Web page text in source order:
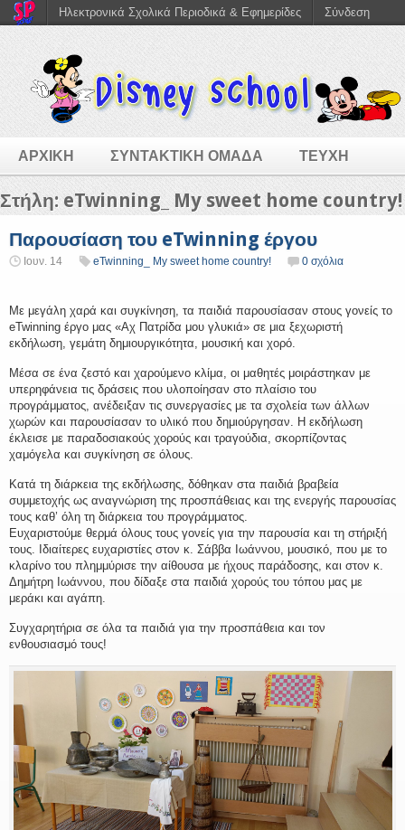
ΑΡΧΙΚΗ ΣΥΝΤΑΚΤΙΚΗ ΟΜΑΔΑ ΤΕΥΧΗ
Στήλη: eTwinning_ My sweet home country!
Παρουσίαση του eTwinning έργου
Ιουν. 14 eTwinning_ My sweet home country! 0 σχόλια
Με μεγάλη χαρά και συγκίνηση, τα παιδιά παρουσίασαν στους γονείς το
eTwinning έργο μας «Αχ Πατρίδα μου γλυκιά» σε μια ξεχωριστή
εκδήλωση, γεμάτη δημιουργικότητα, μουσική και χορό.
Μέσα σε ένα ζεστό και χαρούμενο κλίμα, οι μαθητές μοιράστηκαν με
υπερηφάνεια τις δράσεις που υλοποίησαν στο πλαίσιο του
προγράμματος, ανέδειξαν τις συνεργασίες με τα σχολεία των άλλων
χωρών και παρουσίασαν το υλικό που δημιούργησαν. Η εκδήλωση
έκλεισε με παραδοσιακούς χορούς και τραγούδια, σκορπίζοντας
χαμόγελα και συγκίνηση σε όλους.
Κατά τη διάρκεια της εκδήλωσης, δόθηκαν στα παιδιά βραβεία
συμμετοχής ως αναγνώριση της προσπάθειας και της ενεργής παρουσίας
τους καθ’ όλη τη διάρκεια του προγράμματος.
Ευχαριστούμε θερμά όλους τους γονείς για την παρουσία και τη στήριξή
τους. Ιδιαίτερες ευχαριστίες στον κ. Σάββα Ιωάννου, μουσικό, που με το
κλαρίνο του πλημμύρισε την αίθουσα με ήχους παράδοσης, και στον κ.
Δημήτρη Ιωάννου, που δίδαξε στα παιδιά χορούς του τόπου μας με
μεράκι και αγάπη.
Συγχαρητήρια σε όλα τα παιδιά για την προσπάθεια και τον
ενθουσιασμό τους!
Ηλεκτρονικά Σχολικά Περιοδικά & Εφημερίδες Σύνδεση